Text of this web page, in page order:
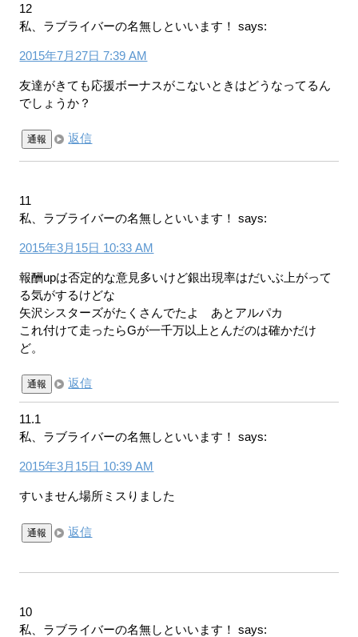
12
私、ラブライバーの名無しといいます！
says:
2015年7月27日 7:39 AM
友達がきても応援ボーナスがこないときはどうなってるん
でしょうか？
通報 返信
11
私、ラブライバーの名無しといいます！
says:
2015年3月15日 10:33 AM
報酬upは否定的な意見多いけど銀出現率はだいぶ上がって
る気がするけどな
矢沢シスターズがたくさんでたよ あとアルパカ
これ付けて走ったらGが一千万以上とんだのは確かだけ
ど。
通報 返信
11.1
私、ラブライバーの名無しといいます！
says:
2015年3月15日 10:39 AM
すいません場所ミスりました
通報 返信
10
私、ラブライバーの名無しといいます！
says: